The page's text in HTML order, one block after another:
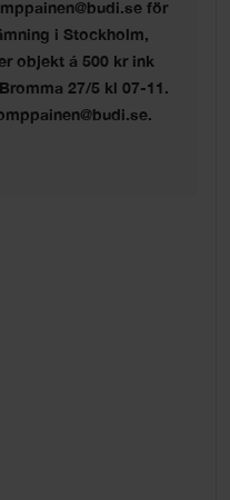
för
i Stockholm,
objekt á 500 kr ink
27/5 kl 07-11.